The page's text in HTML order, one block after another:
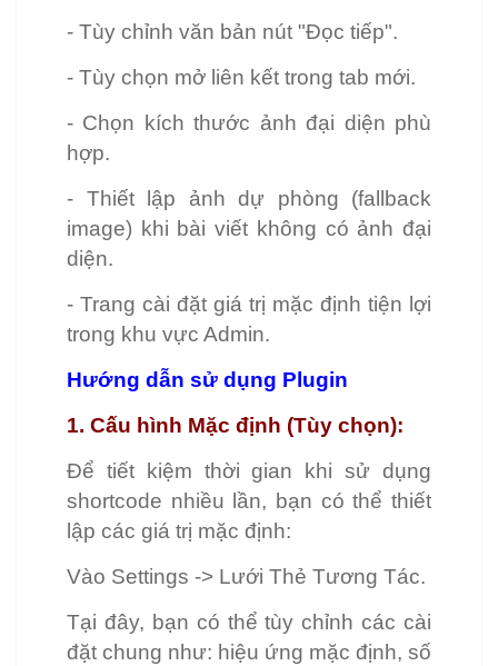
- Tùy chỉnh văn bản nút "Đọc tiếp".
- Tùy chọn mở liên kết trong tab mới.
- Chọn kích thước ảnh đại diện phù
hợp.
- Thiết lập ảnh dự phòng (fallback
image) khi bài viết không có ảnh đại
diện.
- Trang cài đặt giá trị mặc định tiện lợi
trong khu vực Admin.
Hướng dẫn sử dụng Plugin
1. Cấu hình Mặc định (Tùy chọn):
Để tiết kiệm thời gian khi sử dụng
shortcode nhiều lần, bạn có thể thiết
lập các giá trị mặc định:
Vào Settings -> Lưới Thẻ Tương Tác.
Tại đây, bạn có thể tùy chỉnh các cài
đặt chung như: hiệu ứng mặc định, số